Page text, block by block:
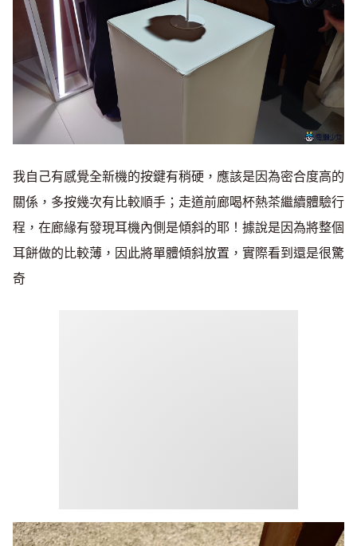
我自己有感覺全新機的按鍵有稍硬，應該是因為密合度高的
關係，多按幾次有比較順手；走道前廊喝杯熱茶繼續體驗行
程，在廊緣有發現耳機內側是傾斜的耶！據說是因為將整個
耳餅做的比較薄，因此將單體傾斜放置，實際看到還是很驚
奇